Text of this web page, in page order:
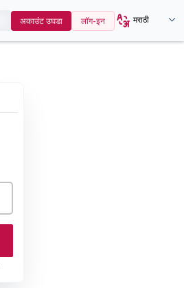
अकाउंट उघडा लॉग-इन मराठी